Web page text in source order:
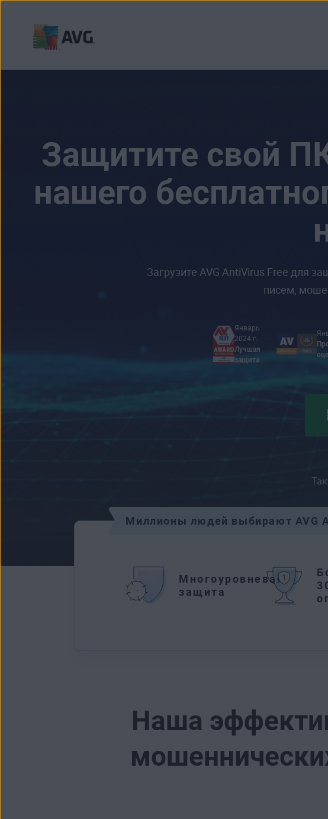
Защитите свой
нашего
Загрузите AVG AntiVirus Free для
писем,
Январь
2024 г.
Лучшая
защита
Миллионы людей выбирают AVG
Многоуровневая
защита
Наша